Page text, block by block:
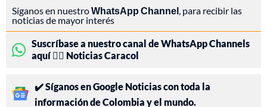
Síganos en nuestroWhatsApp Channel , para recibir las
noticias de mayor interés
Suscríbase a nuestro canal de WhatsApp Channels
aquí 👉🏻 Noticias Caracol
✔️ Síganos en Google Noticias con toda la
información de Colombia y el mundo.